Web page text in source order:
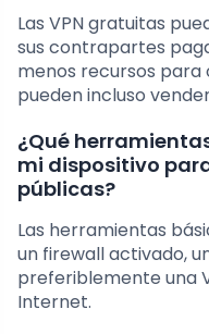
Las VPN gratuitas
sus contrapartes
menos recursos
pueden incluso
¿Qué
mi dispositivo
públicas?
Las herramientas
un firewall activado,
preferiblemente una
Internet.